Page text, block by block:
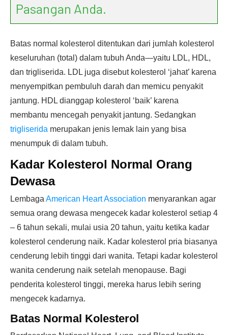
Pasangan Anda.
Batas normal kolesterol ditentukan dari jumlah kolesterol
keseluruhan (total) dalam tubuh Anda—yaitu LDL, HDL,
dan trigliserida. LDL juga disebut kolesterol ‘jahat’ karena
menyempitkan pembuluh darah dan memicu penyakit
jantung. HDL dianggap kolesterol ‘baik’ karena
membantu mencegah penyakit jantung. Sedangkan
trigliserida merupakan jenis lemak lain yang bisa
menumpuk di dalam tubuh.
Kadar Kolesterol Normal Orang
Dewasa
Lembaga American Heart Association menyarankan agar
semua orang dewasa mengecek kadar kolesterol setiap 4
– 6 tahun sekali, mulai usia 20 tahun, yaitu ketika kadar
kolesterol cenderung naik. Kadar kolesterol pria biasanya
cenderung lebih tinggi dari wanita. Tetapi kadar kolesterol
wanita cenderung naik setelah menopause. Bagi
penderita kolesterol tinggi, mereka harus lebih sering
mengecek kadarnya.
Batas Normal Kolesterol